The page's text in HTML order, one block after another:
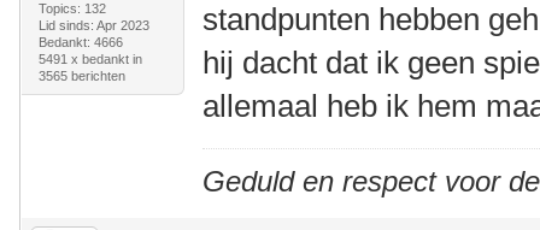
Topics: 132
Lid sinds: Apr 2023
Bedankt: 4666
5491 x bedankt in
3565 berichten
standpunten hebben
hij dacht dat ik geen
allemaal heb ik hem
Geduld en respect voor